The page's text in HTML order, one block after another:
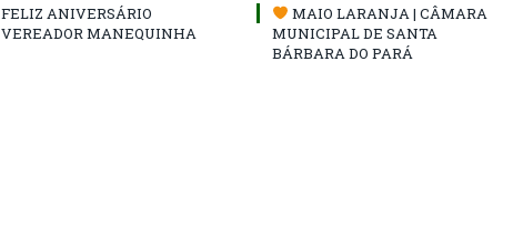
FELIZ ANIVERSÁRIO
VEREADOR MANEQUINHA
MAIO LARANJA | CÂMARA
MUNICIPAL DE SANTA
BÁRBARA DO PARÁ